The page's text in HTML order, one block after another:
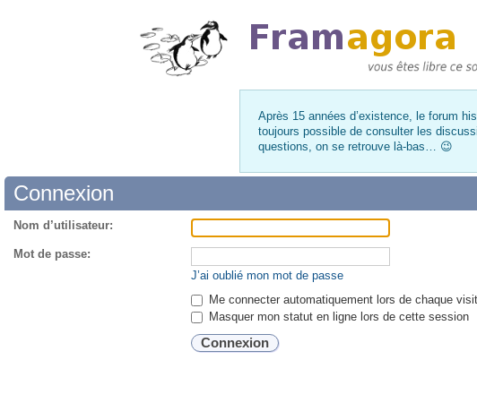
Après 15 années d’existence, le forum
toujours possible de consulter les
questions, on se retrouve là-bas… 😉
Connexion
Nom d’utilisateur:
Mot de passe:
J’ai oublié mon mot de passe
Me connecter automatiquement lors de chaque
Masquer mon statut en ligne lors de cette session